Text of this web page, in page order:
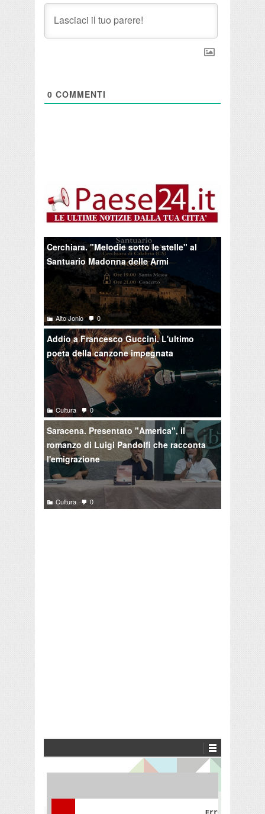
0 COMMENTI
Cerchiara. "Melodie sotto le stelle" al
Santuario Madonna delle Armi
Alto Jonio 0
Addio a Francesco Guccini. L'ultimo
poeta della canzone impegnata
Cultura 0
Saracena. Presentato "America", il
romanzo di Luigi Pandolfi che racconta
l'emigrazione
Cultura 0